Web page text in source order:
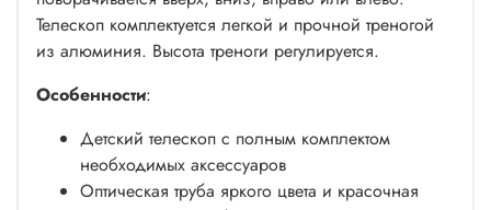
Телескоп комплектуется легкой и прочной треногой
из алюминия. Высота треноги регулируется.
Особенности:
Детский телескоп с полным комплектом
необходимых аксессуаров
Оптическая труба яркого цвета и красочная